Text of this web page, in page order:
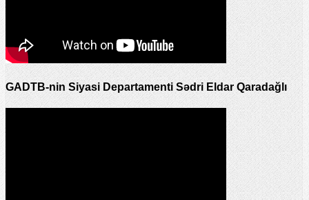
GADTB-nin Siyasi Departamenti Sədri Eldar Qaradağlı